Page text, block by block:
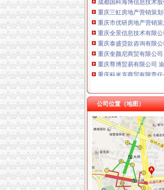
重庆三虹房地产营销策
重庆市优研房地产营销策
重庆全景信息技术有限公
重庆泰盛贷款咨询有限公
重庆奎颜尼商贸有限公司
重庆尊博贸易有限公司
重庆科米克商贸有限责任
重庆瑾崇进出口贸易有限
重庆斯帕索商贸有限公
重庆德谋生产力促进中
成都国科海博信息技术
公司位置（地图）
童家桥办税务登记证
【重庆税务登记证审核
已开店,想办税务登记证